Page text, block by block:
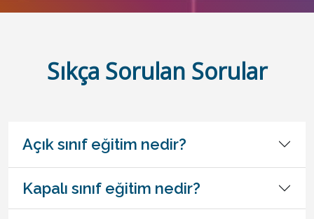
Sıkça Sorulan Sorular
Açık sınıf eğitim nedir?
Kapalı sınıf eğitim nedir?